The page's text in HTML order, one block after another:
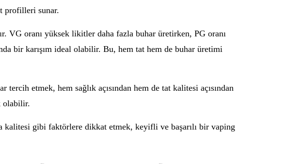
profilleri sunar.
VG oranı yüksek likitler daha fazla buhar üretirken, PG oranı
bir karışım ideal olabilir. Bu, hem tat hem de buhar üretimi
etmek, hem sağlık açısından hem de tat kalitesi açısından
olabilir.
gibi faktörlere dikkat etmek, keyifli ve başarılı bir vaping